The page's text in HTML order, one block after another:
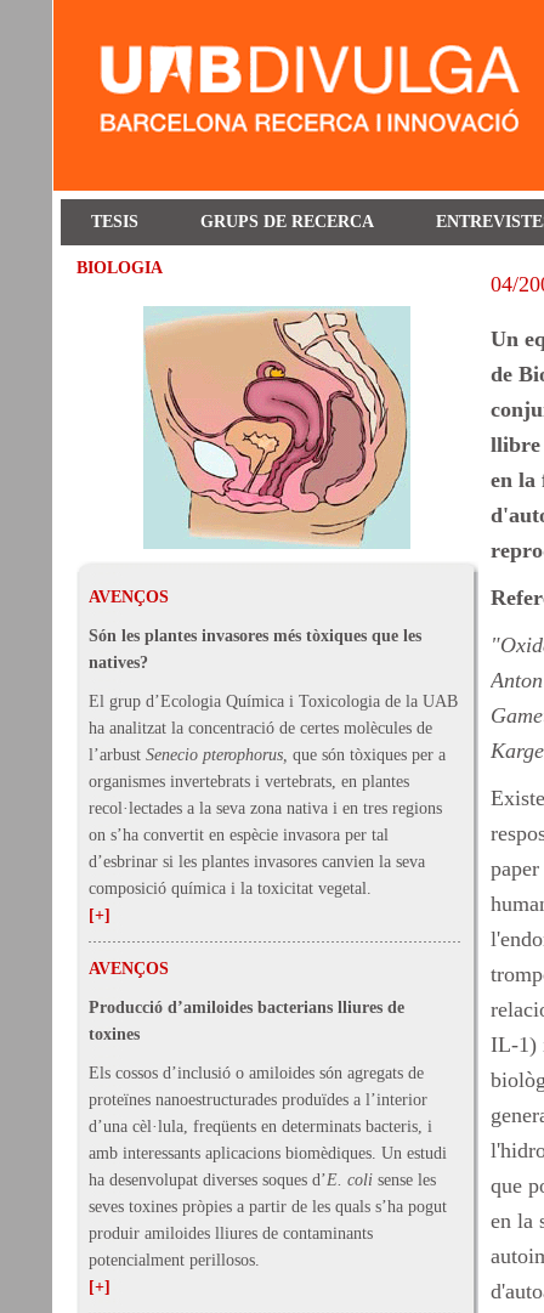
TESIS GRUPS DE RECERCA
BIOLOGIA
AVENÇOS
Són les plantes invasores més tòxiques que les
natives?
El grup d’Ecologia Química i Toxicologia de la UAB
ha analitzat la concentració de certes molècules de
l’arbust Senecio pterophorus, que són tòxiques per a
organismes invertebrats i vertebrats, en plantes
recol·lectades a la seva zona nativa i en tres regions
on s’ha convertit en espècie invasora per tal
d’esbrinar si les plantes invasores canvien la seva
composició química i la toxicitat vegetal.
[+]
AVENÇOS
Producció d’amiloides bacterians lliures de
toxines
Els cossos d’inclusió o amiloides són agregats de
proteïnes nanoestructurades produïdes a l’interior
d’una cèl·lula, freqüents en determinats bacteris, i
amb interessants aplicacions biomèdiques. Un estudi
ha desenvolupat diverses soques d’E. coli sense les
seves toxines pròpies a partir de les quals s’ha pogut
produir amiloides lliures de contaminants
potencialment perillosos.
[+]
04/
Un
de
llibre
en la
IL-1)
que
en la